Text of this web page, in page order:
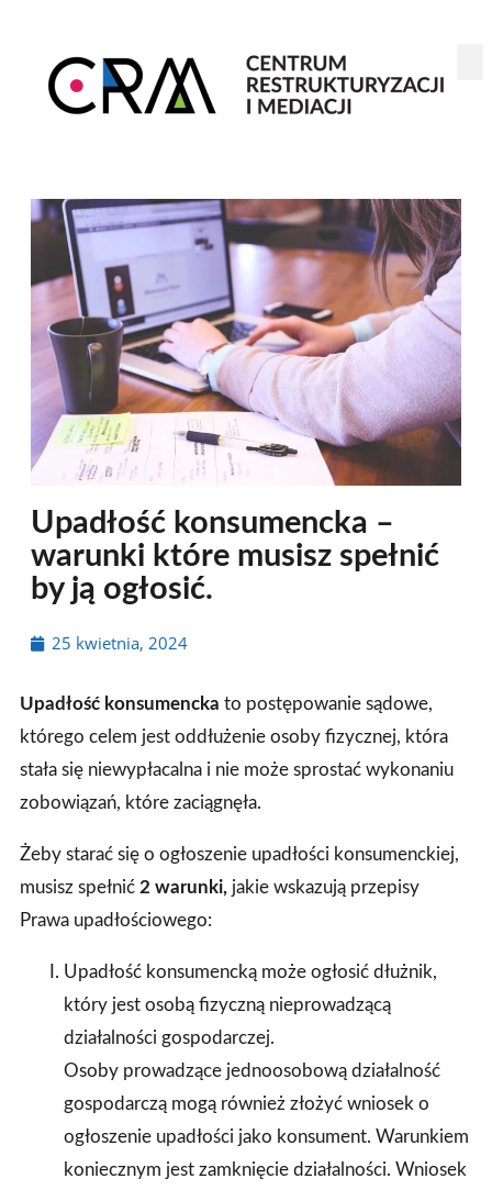
Upadłość konsumencka –
warunki które musisz spełnić
by ją ogłosić.
25 kwietnia, 2024
Upadłość konsumencka to postępowanie sądowe,
którego celem jest oddłużenie osoby fizycznej, która
stała się niewypłacalna i nie może sprostać wykonaniu
zobowiązań, które zaciągnęła.
Żeby starać się o ogłoszenie upadłości konsumenckiej,
musisz spełnić 2 warunki, jakie wskazują przepisy
Prawa upadłościowego:
Upadłość konsumencką może ogłosić dłużnik,
który jest osobą fizyczną nieprowadzącą
działalności gospodarczej.
Osoby prowadzące jednoosobową działalność
gospodarczą mogą również złożyć wniosek o
ogłoszenie upadłości jako konsument. Warunkiem
koniecznym jest zamknięcie działalności. Wniosek